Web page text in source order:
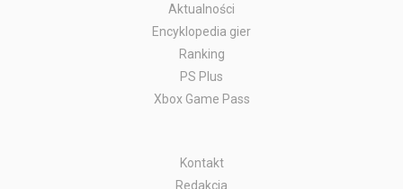
Aktualności
Encyklopedia gier
Ranking
PS Plus
Xbox Game Pass
Kontakt
Redakcja